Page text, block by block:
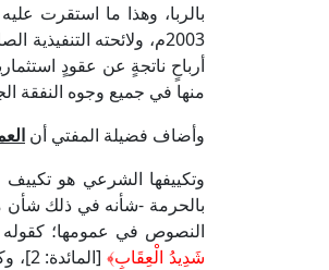
أرباحٍ ناتجةٍ عن عقودٍ
منها في جميع وجوه النفقة
وأضاف فضيلة المفتي أن
وتكييفها الشرعي هو
بالحرمة -شأنه في ذلك شأن
النصوص في عمومها؛
شَدِيدُ الْعِقَابِ﴾